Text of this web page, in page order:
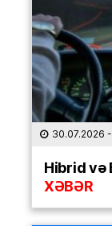
30.07.2026
Hibrid və
XƏBƏR